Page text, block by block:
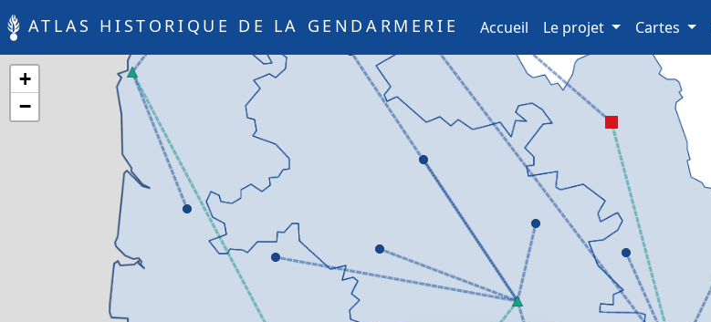
ATLAS HISTORIQUE DE LA GENDARMERIE Accueil (current)
Le projet Cartes
+
−